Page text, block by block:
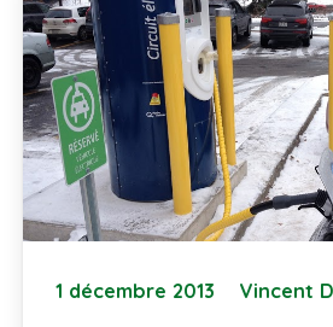
1 décembre 2013 Vincent